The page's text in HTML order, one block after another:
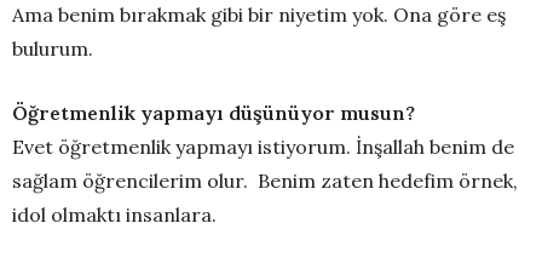
Ama benim bırakmak gibi bir niyetim yok. Ona göre eş
bulurum.
Öğretmenlik yapmayı düşünüyor musun?
Evet öğretmenlik yapmayı istiyorum. İnşallah benim de
sağlam öğrencilerim olur. Benim zaten hedefim örnek,
idol olmaktı insanlara.